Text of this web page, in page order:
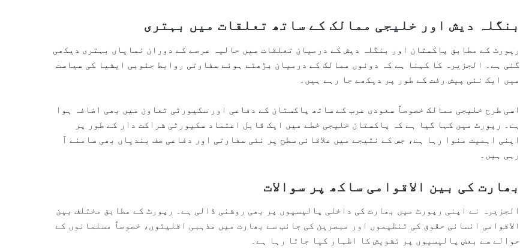
بنگلہ دیش اور خلیجی ممالک کے ساتھ تعلقات میں بہتری
رپورٹ کے مطابق پاکستان اور بنگلہ دیش کے درمیان تعلقات میں حالیہ عرصے کے دوران نمایاں بہتری دیکھی
گئی ہے۔ الجزیرہ کا کہنا ہے کہ دونوں ممالک کے درمیان بڑھتے ہوئے سفارتی روابط جنوبی ایشیا کی سیاست
میں ایک نئی پیش رفت کے طور پر دیکھے جا رہے ہیں۔
اسی طرح خلیجی ممالک خصوصاً سعودی عرب کے ساتھ پاکستان کے دفاعی اور سکیورٹی تعاون میں بھی اضافہ ہوا
ہے۔ رپورٹ میں کہا گیا ہے کہ پاکستان خلیجی خطے میں ایک قابل اعتماد سکیورٹی شراکت دار کے طور پر
اپنی اہمیت منوا رہا ہے، جس کے نتیجے میں علاقائی سطح پر نئی سفارتی اور دفاعی صف بندیاں بھی سامنے آ
رہی ہیں۔
بھارت کی بین الاقوامی ساکھ پر سوالات
الجزیرہ نے اپنی رپورٹ میں بھارت کی داخلی پالیسیوں پر بھی روشنی ڈالی ہے۔ رپورٹ کے مطابق مختلف بین
الاقوامی انسانی حقوق کی تنظیموں اور مبصرین کی جانب سے بھارت میں مذہبی اقلیتوں، خصوصاً مسلمانوں کے
حوالے سے بعض پالیسیوں پر تشویش کا اظہار کیا جاتا رہا ہے۔